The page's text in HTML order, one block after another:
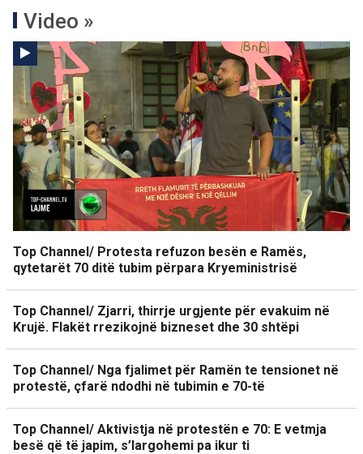
Video »
Top Channel/ Protesta refuzon besën e Ramës,
qytetarët 70 ditë tubim përpara Kryeministrisë
Top Channel/ Zjarri, thirrje urgjente për evakuim në
Krujë. Flakët rrezikojnë bizneset dhe 30 shtëpi
Top Channel/ Nga fjalimet për Ramën te tensionet në
protestë, çfarë ndodhi në tubimin e 70-të
Top Channel/ Aktivistja në protestën e 70: E vetmja
besë që të japim, s’largohemi pa ikur ti